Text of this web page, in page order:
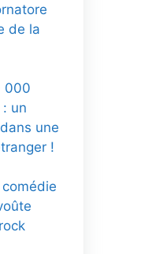
de la
000
un
une
!